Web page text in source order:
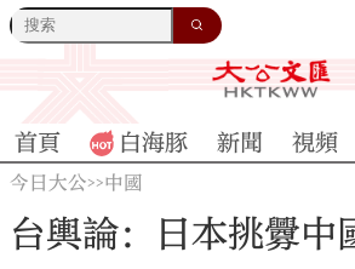
首頁 白海豚 新聞 視頻
今日大公>>中國
台輿論：日本挑釁中